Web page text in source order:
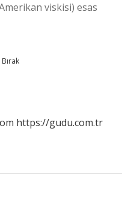
viskisi) esas
https://gudu.com.tr